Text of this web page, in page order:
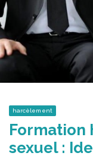
harcèlement
Formation
sexuel :